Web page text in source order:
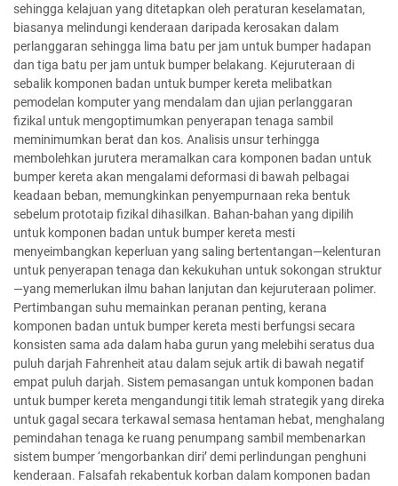
sehingga kelajuan yang ditetapkan oleh peraturan keselamatan,
biasanya melindungi kenderaan daripada kerosakan dalam
perlanggaran sehingga lima batu per jam untuk bumper hadapan
dan tiga batu per jam untuk bumper belakang. Kejuruteraan di
sebalik komponen badan untuk bumper kereta melibatkan
pemodelan komputer yang mendalam dan ujian perlanggaran
fizikal untuk mengoptimumkan penyerapan tenaga sambil
meminimumkan berat dan kos. Analisis unsur terhingga
membolehkan jurutera meramalkan cara komponen badan untuk
bumper kereta akan mengalami deformasi di bawah pelbagai
keadaan beban, memungkinkan penyempurnaan reka bentuk
sebelum prototaip fizikal dihasilkan. Bahan-bahan yang dipilih
untuk komponen badan untuk bumper kereta mesti
menyeimbangkan keperluan yang saling bertentangan—kelenturan
untuk penyerapan tenaga dan kekukuhan untuk sokongan struktur
—yang memerlukan ilmu bahan lanjutan dan kejuruteraan polimer.
Pertimbangan suhu memainkan peranan penting, kerana
komponen badan untuk bumper kereta mesti berfungsi secara
konsisten sama ada dalam haba gurun yang melebihi seratus dua
puluh darjah Fahrenheit atau dalam sejuk artik di bawah negatif
empat puluh darjah. Sistem pemasangan untuk komponen badan
untuk bumper kereta mengandungi titik lemah strategik yang direka
untuk gagal secara terkawal semasa hentaman hebat, menghalang
pemindahan tenaga ke ruang penumpang sambil membenarkan
sistem bumper ‘mengorbankan diri’ demi perlindungan penghuni
kenderaan. Falsafah rekabentuk korban dalam komponen badan